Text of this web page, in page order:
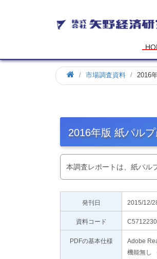
矢
野
研
究
所
市場調査資料 2016
2016年版 紙パル
本調査レポートは、紙パル
発刊日 2015/12/
資料コード
PDFの基本仕様
Adobe
機能無し